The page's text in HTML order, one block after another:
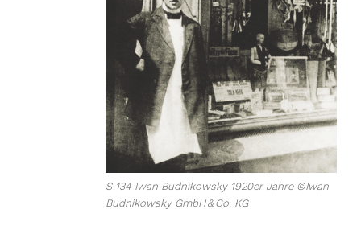
S 134 Iwan Budnikowsky 1920er Jahre ©Iwan
Budnikowsky GmbH & Co. KG